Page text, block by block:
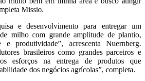
Missio.
e desenvolvimento para entregar um
milho com grande amplitude de plantio,
e produtividade”, acrescenta Nuernberg.
brasileiros como grandes parceiros e
esforços na entrega de produtos que
dos negócios agrícolas”, completa.